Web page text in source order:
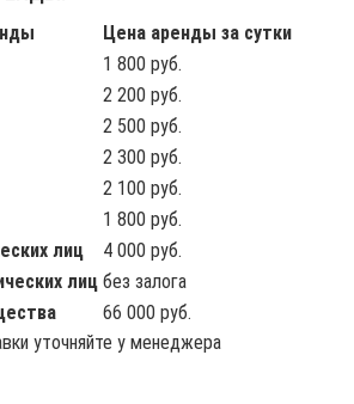
Цена аренды за сутки
1 800 руб.
2 200 руб.
2 500 руб.
2 300 руб.
2 100 руб.
1 800 руб.
лиц
4 000 руб.
лиц без залога
66 000 руб.
уточняйте у менеджера